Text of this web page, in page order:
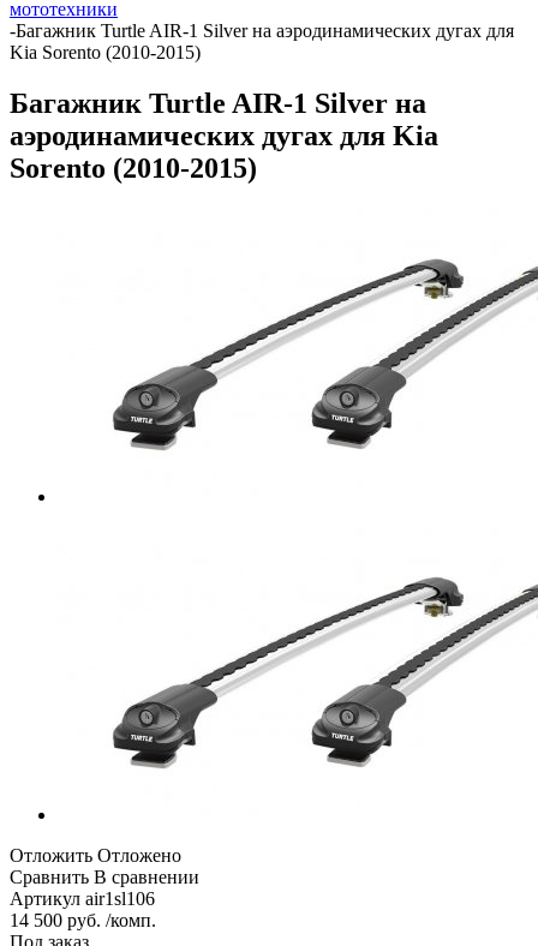
мототехники
-Багажник Turtle AIR-1 Silver на аэродинамических дугах для
Kia Sorento (2010-2015)
Багажник Turtle AIR-1 Silver на
аэродинамических дугах для Kia
Sorento (2010-2015)
Отложить Отложено
Сравнить В сравнении
Артикул air1sl106
14 500 руб. /комп.
Под заказ